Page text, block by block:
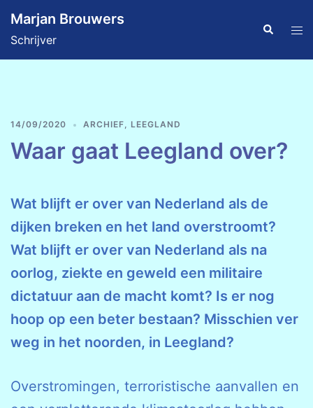
naar
de
inhoud
Marjan Brouwers
Schrijver
Zoeken
14/09/2020 ARCHIEF, LEEGLAND
Waar gaat Leegland over?
Wat blijft er over van Nederland als de
dijken breken en het land overstroomt?
Wat blijft er over van Nederland als na
oorlog, ziekte en geweld een militaire
dictatuur aan de macht komt? Is er nog
hoop op een beter bestaan? Misschien ver
weg in het noorden, in Leegland?
Overstromingen, terroristische aanvallen en